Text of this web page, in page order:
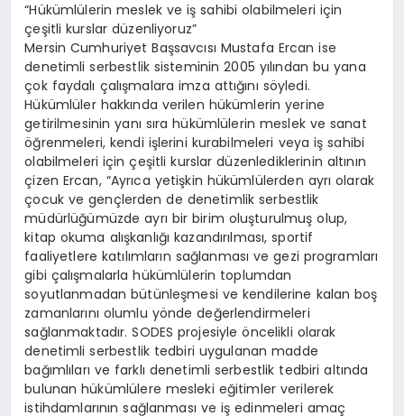
“Hükümlülerin meslek ve iş sahibi olabilmeleri için
çeşitli kurslar düzenliyoruz”
Mersin Cumhuriyet Başsavcısı Mustafa Ercan ise
denetimli serbestlik sisteminin 2005 yılından bu yana
çok faydalı çalışmalara imza attığını söyledi.
Hükümlüler hakkında verilen hükümlerin yerine
getirilmesinin yanı sıra hükümlülerin meslek ve sanat
öğrenmeleri, kendi işlerini kurabilmeleri veya iş sahibi
olabilmeleri için çeşitli kurslar düzenlediklerinin altının
çizen Ercan, “Ayrıca yetişkin hükümlülerden ayrı olarak
çocuk ve gençlerden de denetimlik serbestlik
müdürlüğümüzde ayrı bir birim oluşturulmuş olup,
kitap okuma alışkanlığı kazandırılması, sportif
faaliyetlere katılımların sağlanması ve gezi programları
gibi çalışmalarla hükümlülerin toplumdan
soyutlanmadan bütünleşmesi ve kendilerine kalan boş
zamanlarını olumlu yönde değerlendirmeleri
sağlanmaktadır. SODES projesiyle öncelikli olarak
denetimli serbestlik tedbiri uygulanan madde
bağımlıları ve farklı denetimli serbestlik tedbiri altında
bulunan hükümlülere mesleki eğitimler verilerek
istihdamlarının sağlanması ve iş edinmeleri amaç